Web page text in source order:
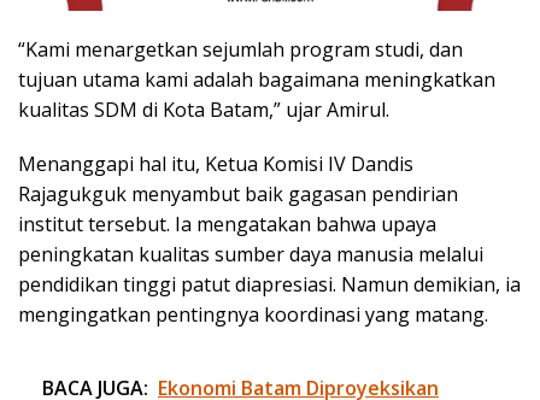
“Kami menargetkan sejumlah program studi, dan
tujuan utama kami adalah bagaimana meningkatkan
kualitas SDM di Kota Batam,” ujar Amirul.
Menanggapi hal itu, Ketua Komisi IV Dandis
Rajagukguk menyambut baik gagasan pendirian
institut tersebut. Ia mengatakan bahwa upaya
peningkatan kualitas sumber daya manusia melalui
pendidikan tinggi patut diapresiasi. Namun demikian, ia
mengingatkan pentingnya koordinasi yang matang.
BACA JUGA: Ekonomi Batam Diproyeksikan